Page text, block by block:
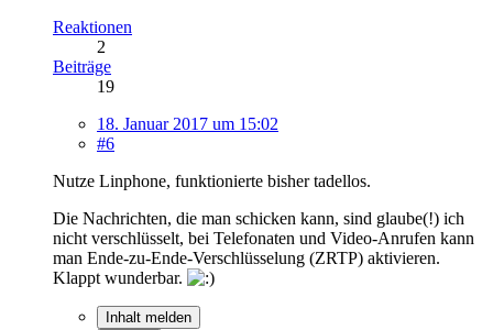
Reaktionen
2
Beiträge
19
18. Januar 2017 um 15:02
#6
Nutze Linphone, funktionierte bisher tadellos.
Die Nachrichten, die man schicken kann, sind glaube(!) ich
nicht verschlüsselt, bei Telefonaten und Video-Anrufen kann
man Ende-zu-Ende-Verschlüsselung (ZRTP) aktivieren.
Klappt wunderbar.
Inhalt melden